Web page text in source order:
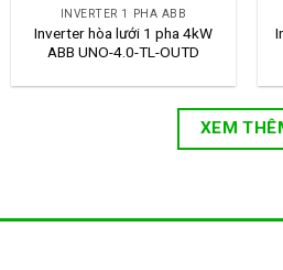
INVERTER 1 PHA ABB
Inverter hòa lưới 1 pha 4kW
ABB UNO-4.0-TL-OUTD
XEM